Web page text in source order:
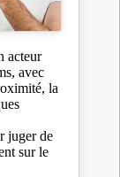
acteur
avec
la
juger de
sur le